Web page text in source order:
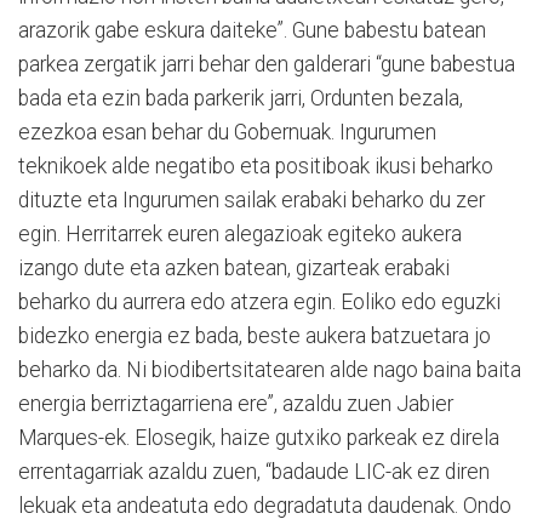
arazorik gabe eskura daiteke”. Gune babestu batean
parkea zergatik jarri behar den galderari “gune babestua
bada eta ezin bada parkerik jarri, Ordunten bezala,
ezezkoa esan behar du Gobernuak. Ingurumen
teknikoek alde negatibo eta positiboak ikusi beharko
dituzte eta Ingurumen sailak erabaki beharko du zer
egin. Herritarrek euren alegazioak egiteko aukera
izango dute eta azken batean, gizarteak erabaki
beharko du aurrera edo atzera egin. Eoliko edo eguzki
bidezko energia ez bada, beste aukera batzuetara jo
beharko da. Ni biodibertsitatearen alde nago baina baita
energia berriztagarriena ere”, azaldu zuen Jabier
Marques-ek. Elosegik, haize gutxiko parkeak ez direla
errentagarriak azaldu zuen, “badaude LIC-ak ez diren
lekuak eta andeatuta edo degradatuta daudenak. Ondo